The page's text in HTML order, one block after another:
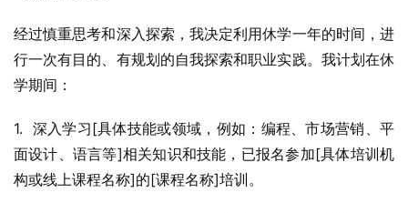
经过慎重思考和深入探索，我决定利用休学一年的时间，进
行一次有目的、有规划的自我探索和职业实践。我计划在休
学期间：
1.  深入学习[具体技能或领域，例如：编程、市场营销、平
面设计、语言等]相关知识和技能，已报名参加[具体培训机
构或线上课程名称]的[课程名称]培训。